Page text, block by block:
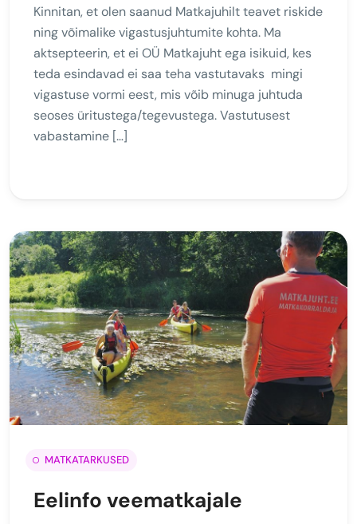
Kinnitan, et olen saanud Matkajuhilt teavet riskide
ning võimalike vigastusjuhtumite kohta. Ma
aktsepteerin, et ei OÜ Matkajuht ega isikuid, kes
teda esindavad ei saa teha vastutavaks mingi
vigastuse vormi eest, mis võib minuga juhtuda
seoses üritustega/tegevustega. Vastutusest
vabastamine […]
MATKATARKUSED
Eelinfo veematkajale